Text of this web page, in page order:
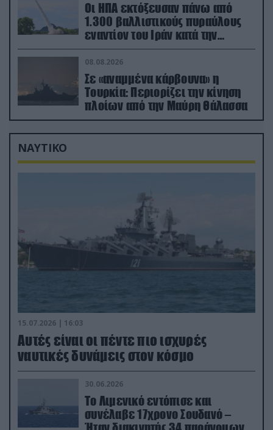
Οι ΗΠΑ εκτόξευσαν πάνω από
1.300 βαλλιστικούς πυραύλους
εναντίον του Ιράν κατά την
διάρκεια του πολέμου
08.08.2026
Σε «αναμμένα κάρβουνα» η
Τουρκία: Περιορίζει την κίνηση
πλοίων από την Μαύρη Θάλασσα
ΝΑΥΤΙΚΟ
15.07.2026 | 16:03
Aυτές είναι οι πέντε πιο ισχυρές
ναυτικές δυνάμεις στον κόσμο
30.06.2026
Το Λιμενικό εντόπισε και
συνέλαβε 17χρονο Σουδανό –